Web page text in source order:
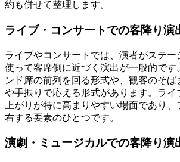
約も併せて整理します。
ライブ・コンサートでの客降り演
ライブやコンサートでは、演者がステー
使って客席側に近づく演出が一般的です
ンド席の前列を回る形式や、観客のそば
や手振りで応える形式があります。ライ
上がりが特に高まりやすい場面であり
右する要素のひとつです。
演劇・ミュージカルでの客降り演